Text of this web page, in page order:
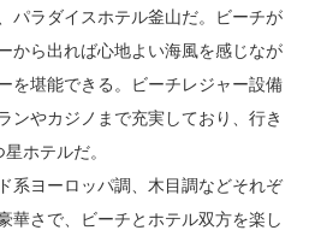
パラダイスホテル釜山だ。ビーチが
から出れば心地よい海風を感じなが
を堪能できる。ビーチレジャー設備
ンやカジノまで充実しており、行き
ホテルだ。
系ヨーロッパ調、木目調などそれぞ
華さで、ビーチとホテル双方を楽し